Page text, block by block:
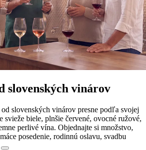
slovenských vinárov
slovenských vinárov presne podľa svojej
svieže biele, plnšie červené, ovocné ružové,
perlivé vína. Objednajte si množstvo,
posedenie, rodinnú oslavu, svadbu